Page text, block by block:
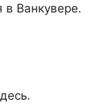
Ванкувере.